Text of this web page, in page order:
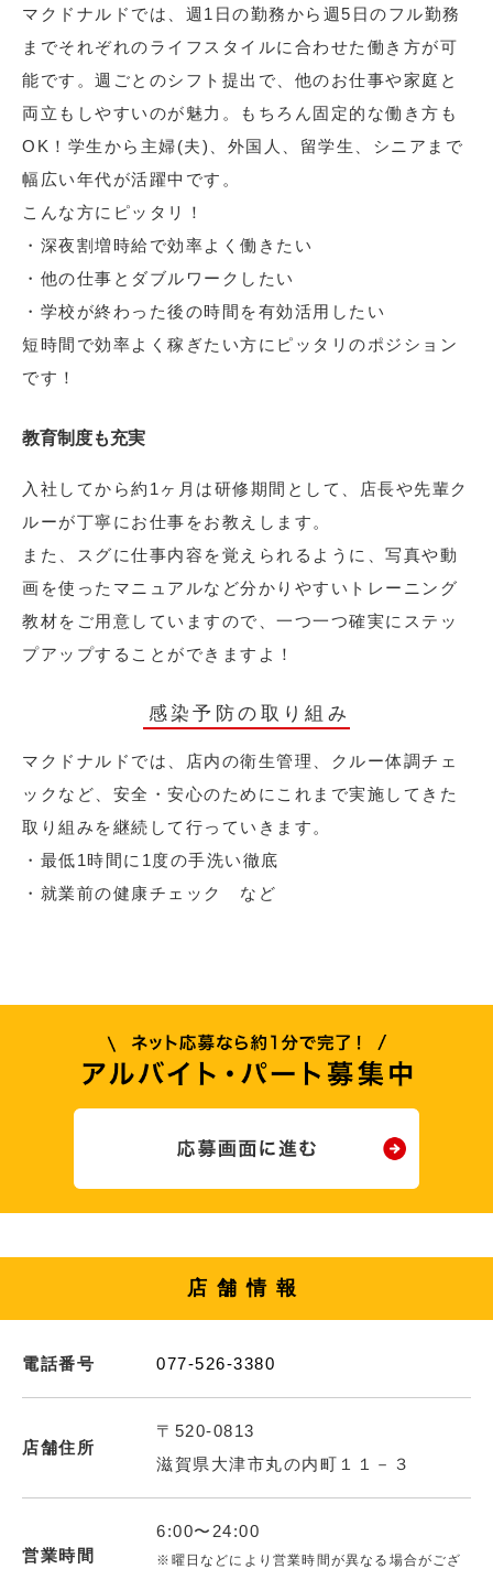
マクドナルドでは、週1日の勤務から週5日のフル勤務
までそれぞれのライフスタイルに合わせた働き方が可
能です。週ごとのシフト提出で、他のお仕事や家庭と
両立もしやすいのが魅力。もちろん固定的な働き方も
OK！学生から主婦(夫)、外国人、留学生、シニアまで
幅広い年代が活躍中です。
こんな方にピッタリ！
・深夜割増時給で効率よく働きたい
・他の仕事とダブルワークしたい
・学校が終わった後の時間を有効活用したい
短時間で効率よく稼ぎたい方にピッタリのポジション
です！
教育制度も充実
入社してから約1ヶ月は研修期間として、店長や先輩ク
ルーが丁寧にお仕事をお教えします。
また、スグに仕事内容を覚えられるように、写真や動
画を使ったマニュアルなど分かりやすいトレーニング
教材をご用意していますので、一つ一つ確実にステッ
プアップすることができますよ！
感染予防の取り組み
マクドナルドでは、店内の衛生管理、クルー体調チェ
ックなど、安全・安心のためにこれまで実施してきた
取り組みを継続して行っていきます。
・最低1時間に1度の手洗い徹底
・就業前の健康チェック など
店舗情報
電話番号 077-526-3380
店舗住所
〒520-0813
滋賀県大津市丸の内町１１－３
営業時間
6:00〜24:00
※曜日などにより営業時間が異なる場合がござ